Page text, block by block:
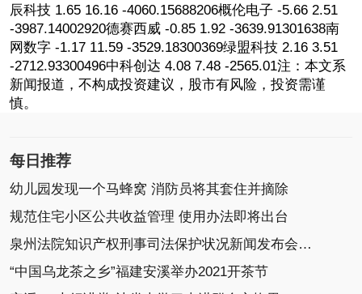
辰科技 1.65 16.16 -4060.15688206概伦电子 -5.66 2.51
-3987.14002920德赛西威 -0.85 1.92 -3639.91301638南
网数字 -1.17 11.59 -3529.18300369绿盟科技 2.16 3.51
-2712.93300496中科创达 4.08 7.48 -2565.01注：本文系
新闻报道，不构成投资建议，股市有风险，投资需谨
慎。
每日推荐
幼儿园发现一个马蜂窝 消防员将其套住并摘除
规范住宅小区公共收益管理 使用办法即将出台
泉州法院知识产权刑事司法保护状况新闻发布会召开
“中国乌龙茶之乡”福建安溪举办2021开茶节